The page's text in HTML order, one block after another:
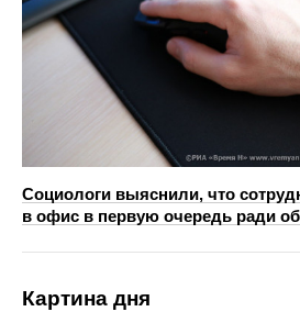
Социологи выяснили, что
в офис в первую очередь ради
Картина дня